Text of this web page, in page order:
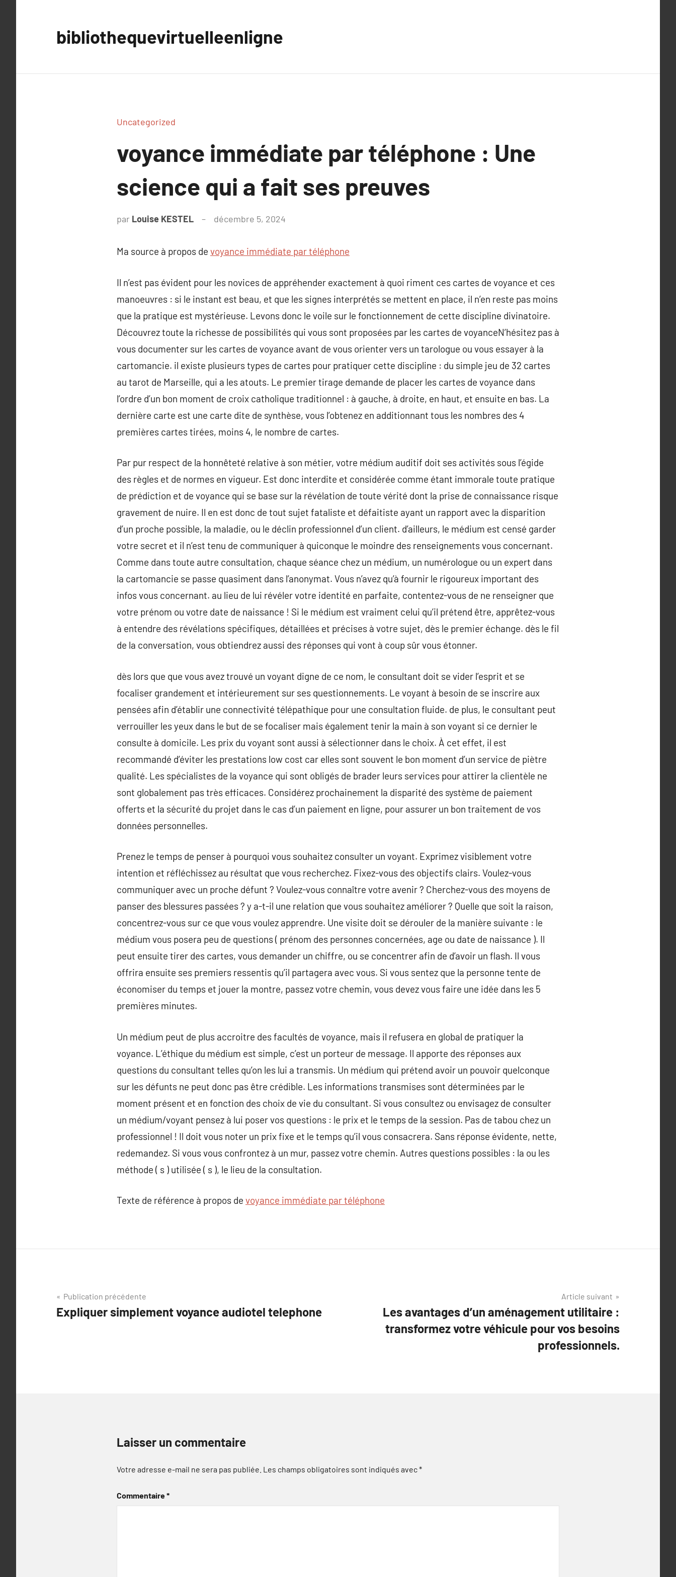
bibliothequevirtuelleenligne
Uncategorized
voyance immédiate par téléphone : Une
science qui a fait ses preuves
par Louise KESTEL décembre 5, 2024
Ma source à propos de voyance immédiate par téléphone
Il n’est pas évident pour les novices de appréhender exactement à quoi riment ces cartes de voyance et ces
manoeuvres : si le instant est beau, et que les signes interprétés se mettent en place, il n’en reste pas moins
que la pratique est mystérieuse. Levons donc le voile sur le fonctionnement de cette discipline divinatoire.
Découvrez toute la richesse de possibilités qui vous sont proposées par les cartes de voyanceN’hésitez pas à
vous documenter sur les cartes de voyance avant de vous orienter vers un tarologue ou vous essayer à la
cartomancie. il existe plusieurs types de cartes pour pratiquer cette discipline : du simple jeu de 32 cartes
au tarot de Marseille, qui a les atouts. Le premier tirage demande de placer les cartes de voyance dans
l’ordre d’un bon moment de croix catholique traditionnel : à gauche, à droite, en haut, et ensuite en bas. La
dernière carte est une carte dite de synthèse, vous l’obtenez en additionnant tous les nombres des 4
premières cartes tirées, moins 4, le nombre de cartes.
Par pur respect de la honnêteté relative à son métier, votre médium auditif doit ses activités sous l’égide
des règles et de normes en vigueur. Est donc interdite et considérée comme étant immorale toute pratique
de prédiction et de voyance qui se base sur la révélation de toute vérité dont la prise de connaissance risque
gravement de nuire. Il en est donc de tout sujet fataliste et défaitiste ayant un rapport avec la disparition
d’un proche possible, la maladie, ou le déclin professionnel d’un client. d’ailleurs, le médium est censé garder
votre secret et il n’est tenu de communiquer à quiconque le moindre des renseignements vous concernant.
Comme dans toute autre consultation, chaque séance chez un médium, un numérologue ou un expert dans
la cartomancie se passe quasiment dans l’anonymat. Vous n’avez qu’à fournir le rigoureux important des
infos vous concernant. au lieu de lui révéler votre identité en parfaite, contentez-vous de ne renseigner que
votre prénom ou votre date de naissance ! Si le médium est vraiment celui qu’il prétend être, apprêtez-vous
à entendre des révélations spécifiques, détaillées et précises à votre sujet, dès le premier échange. dès le fil
de la conversation, vous obtiendrez aussi des réponses qui vont à coup sûr vous étonner.
dès lors que que vous avez trouvé un voyant digne de ce nom, le consultant doit se vider l’esprit et se
focaliser grandement et intérieurement sur ses questionnements. Le voyant à besoin de se inscrire aux
pensées afin d’établir une connectivité télépathique pour une consultation fluide. de plus, le consultant peut
verrouiller les yeux dans le but de se focaliser mais également tenir la main à son voyant si ce dernier le
consulte à domicile. Les prix du voyant sont aussi à sélectionner dans le choix. À cet effet, il est
recommandé d’éviter les prestations low cost car elles sont souvent le bon moment d’un service de piètre
qualité. Les spécialistes de la voyance qui sont obligés de brader leurs services pour attirer la clientèle ne
sont globalement pas très efficaces. Considérez prochainement la disparité des système de paiement
offerts et la sécurité du projet dans le cas d’un paiement en ligne, pour assurer un bon traitement de vos
données personnelles.
Prenez le temps de penser à pourquoi vous souhaitez consulter un voyant. Exprimez visiblement votre
intention et réfléchissez au résultat que vous recherchez. Fixez-vous des objectifs clairs. Voulez-vous
communiquer avec un proche défunt ? Voulez-vous connaître votre avenir ? Cherchez-vous des moyens de
panser des blessures passées ? y a-t-il une relation que vous souhaitez améliorer ? Quelle que soit la raison,
concentrez-vous sur ce que vous voulez apprendre. Une visite doit se dérouler de la manière suivante : le
médium vous posera peu de questions ( prénom des personnes concernées, age ou date de naissance ). Il
peut ensuite tirer des cartes, vous demander un chiffre, ou se concentrer afin de d’avoir un flash. Il vous
offrira ensuite ses premiers ressentis qu’il partagera avec vous. Si vous sentez que la personne tente de
économiser du temps et jouer la montre, passez votre chemin, vous devez vous faire une idée dans les 5
premières minutes.
Un médium peut de plus accroitre des facultés de voyance, mais il refusera en global de pratiquer la
voyance. L’éthique du médium est simple, c’est un porteur de message. Il apporte des réponses aux
questions du consultant telles qu’on les lui a transmis. Un médium qui prétend avoir un pouvoir quelconque
sur les défunts ne peut donc pas être crédible. Les informations transmises sont déterminées par le
moment présent et en fonction des choix de vie du consultant. Si vous consultez ou envisagez de consulter
un médium/voyant pensez à lui poser vos questions : le prix et le temps de la session. Pas de tabou chez un
professionnel ! Il doit vous noter un prix fixe et le temps qu’il vous consacrera. Sans réponse évidente, nette,
redemandez. Si vous vous confrontez à un mur, passez votre chemin. Autres questions possibles : la ou les
méthode ( s ) utilisée ( s ), le lieu de la consultation.
Texte de référence à propos de voyance immédiate par téléphone
Navigation
de
Publication précédente
Expliquer simplement voyance audiotel telephone
Article suivant
Les avantages d’un aménagement utilitaire :
transformez votre véhicule pour vos besoins
professionnels.
Laisser un commentaire
Votre adresse e-mail ne sera pas publiée. Les champs obligatoires sont indiqués avec*
Commentaire*